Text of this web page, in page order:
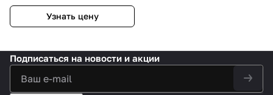
Узнать цену
Подписаться на новости и акции